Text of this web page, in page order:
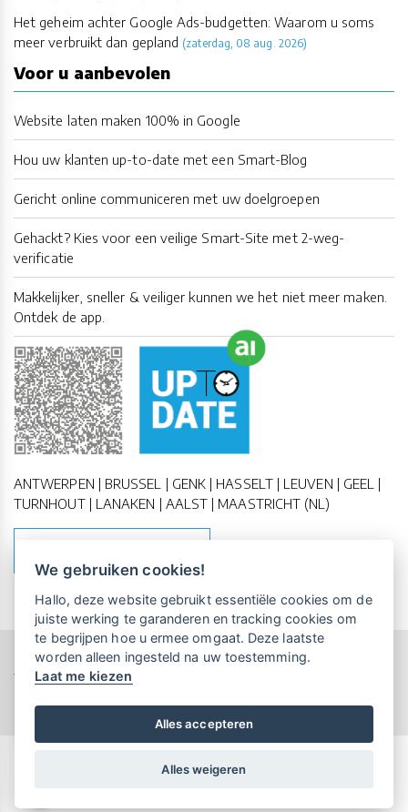
Het geheim achter Google Ads-budgetten: Waarom u soms
meer verbruikt dan gepland (zaterdag, 08 aug. 2026)
Voor u aanbevolen
Website laten maken 100% in Google
Hou uw klanten up-to-date met een Smart-Blog
Gericht online communiceren met uw doelgroepen
Gehackt? Kies voor een veilige Smart-Site met 2-weg-
verificatie
Makkelijker, sneller & veiliger kunnen we het niet meer maken.
Ontdek de app.
ANTWERPEN | BRUSSEL | GENK | HASSELT | LEUVEN | GEEL |
TURNHOUT | LANAKEN | AALST | MAASTRICHT (NL)
Copyright All Rights Reserved © 2011-2026 UP-TO-DATE
WebDesign
Privacy & Cookies
Locations Algemene Voorwaarden
We gebruiken cookies!
Hallo, deze website gebruikt essentiële cookies om de
juiste werking te garanderen en tracking cookies om
te begrijpen hoe u ermee omgaat. Deze laatste
worden alleen ingesteld na uw toestemming.
Laat me kiezen
Alles accepteren
Alles weigeren
een persoonlijke demo.
Maandelijks gratis opleidingen